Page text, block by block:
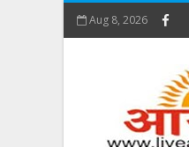
Aug 8, 2026